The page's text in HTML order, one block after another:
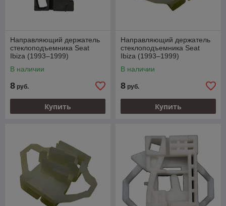
Направляющий держатель
стеклоподъемника Seat
Ibiza (1993–1999)
В наличии
8 руб.
Купить
Направляющий держатель
стеклоподъемника Seat
Ibiza (1993–1999)
В наличии
8 руб.
Купить